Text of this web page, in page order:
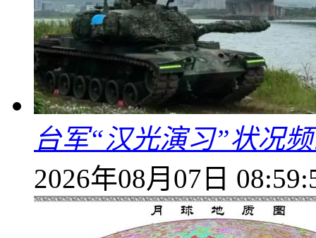
台军“汉光演习”状况
2026年08月07日